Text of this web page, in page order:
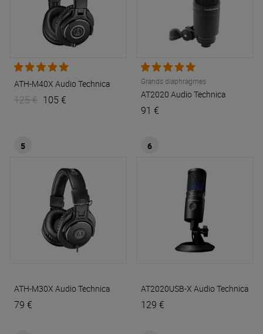
ATH-M40X Audio Technica
125 € 105 €
Grands diaphragmes
AT2020 Audio Technica
91 €
5
ATH-M30X Audio Technica
79 €
6
AT2020USB-X Audio Technica
129 €